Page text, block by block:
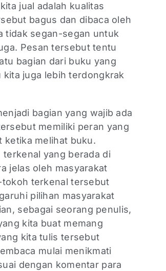
jual adalah kualitas
bagus dan dibaca oleh
tidak segan-segan untuk
Pesan tersebut tentu
bagian dari buku yang
juga lebih terdongkrak
bagian yang wajib ada
memiliki peran yang
ketika melihat buku.
yang berada di
jelas oleh masyarakat
terkenal tersebut
pilihan masyarakat
sebagai seorang penulis,
kita buat memang
kita tulis tersebut
mulai menikmati
dengan komentar para